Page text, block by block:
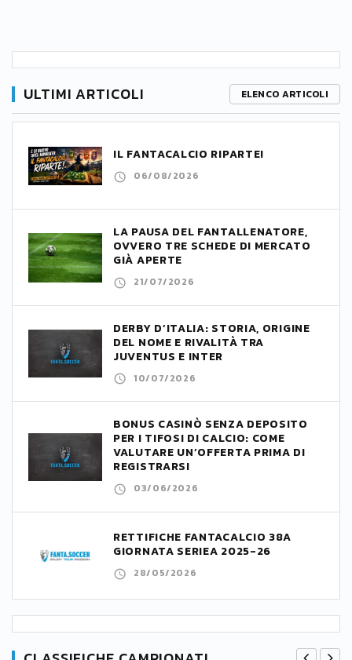
ULTIMI ARTICOLI ELENCO ARTICOLI
IL FANTACALCIO RIPARTE!
06/08/2026
LA PAUSA DEL FANTALLENATORE,
OVVERO TRE SCHEDE DI MERCATO
GIÀ APERTE
21/07/2026
DERBY D’ITALIA: STORIA, ORIGINE
DEL NOME E RIVALITÀ TRA
JUVENTUS E INTER
10/07/2026
BONUS CASINÒ SENZA DEPOSITO
PER I TIFOSI DI CALCIO: COME
VALUTARE UN’OFFERTA PRIMA DI
REGISTRARSI
03/06/2026
RETTIFICHE FANTACALCIO 38A
GIORNATA SERIEA 2025-26
28/05/2026